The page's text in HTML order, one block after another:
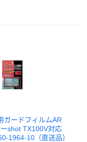
ガードフィルムAR
shot TX100V対応
1964-10（直送品）